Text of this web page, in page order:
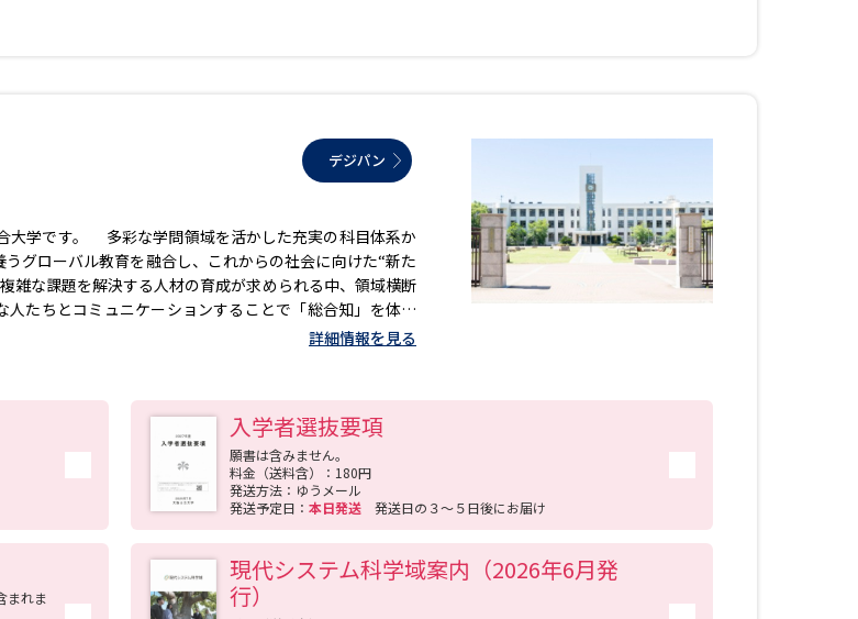
デジパン
大学です。 多彩な学問領域を活かした充実の科目体系か
グローバル教育を融合し、これからの社会に向けた“新た
な課題を解決する人材の育成が求められる中、領域横断
たちとコミュニケーションすることで「総合知」を体感
かつ大阪の東西都市軸の東部重要拠点である森之宮に、
詳細情報を見る
入学者選抜要項
願書は含みません。
料金（送料含）：180円
発送方法：ゆうメール
発送予定日： 本日発送 発送日の３～５日後にお届け
まれま
現代システム科学域案内（2026年6月発
行）